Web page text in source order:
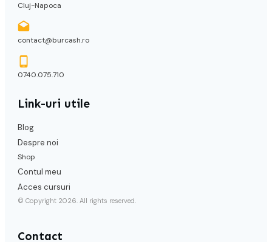
Cluj-Napoca
contact@burcash.ro
0740.075.710
Link-uri utile
Blog
Despre noi
Shop
Contul meu
Acces cursuri
© Copyright 2026. All rights reserved.
Contact